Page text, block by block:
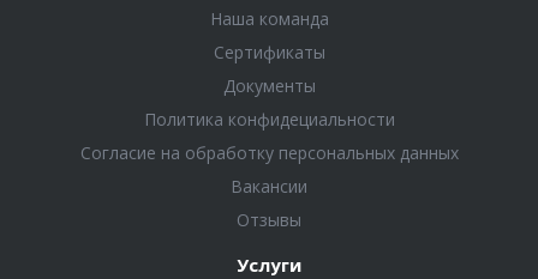
Наша команда
Сертификаты
Документы
Политика конфидециальности
Согласие на обработку персональных данных
Вакансии
Отзывы
Услуги